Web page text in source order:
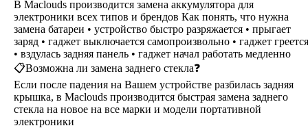
В Maclouds производится замена аккумулятора для
электроники всех типов и брендов Как понять, что нужна
замена батареи • устройство быстро разряжается • прыгает
заряд • гаджет выключается самопроизвольно • гаджет греется
• вздулась задняя панель • гаджет начал работать медленно
📋Возможна ли замена заднего стекла❓
Если после падения на Вашем устройстве разбилась задняя
крышка, в Maclouds производится быстрая замена заднего
стекла на новое на все марки и модели портативной
электроники